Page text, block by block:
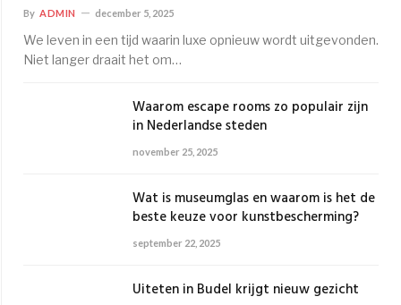
By ADMIN december 5, 2025
We leven in een tijd waarin luxe opnieuw wordt uitgevonden.
Niet langer draait het om…
Waarom escape rooms zo populair zijn
in Nederlandse steden
november 25, 2025
Wat is museumglas en waarom is het de
beste keuze voor kunstbescherming?
september 22, 2025
Uiteten in Budel krijgt nieuw gezicht